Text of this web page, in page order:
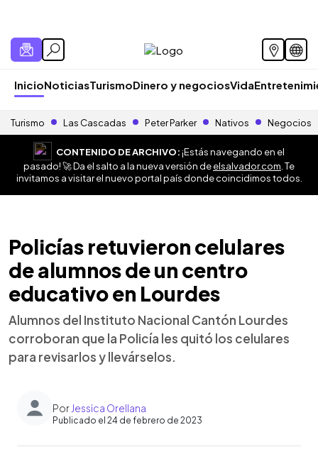
InicioNoticiasTurismoDinero y negociosVida
Turismo Las Cascadas Peter Parker Nativos Negocios
CONTENIDO DE ARCHIVO:¡Estás navegando en el
pasado! 🚀 Da el salto a la nueva versión deelsalvador.com . Te
invitamos a visitar el nuevo portal país donde coincidimos todos.
Policías retuvieron celulares
de alumnos de un centro
educativo en Lourdes
Alumnos del Instituto Nacional Cantón Lourdes
corroboran que la Policía les quitó los celulares
para revisarlos y llevárselos.
Por Jessica Orellana
Publicado el 24 de febrero de 2023